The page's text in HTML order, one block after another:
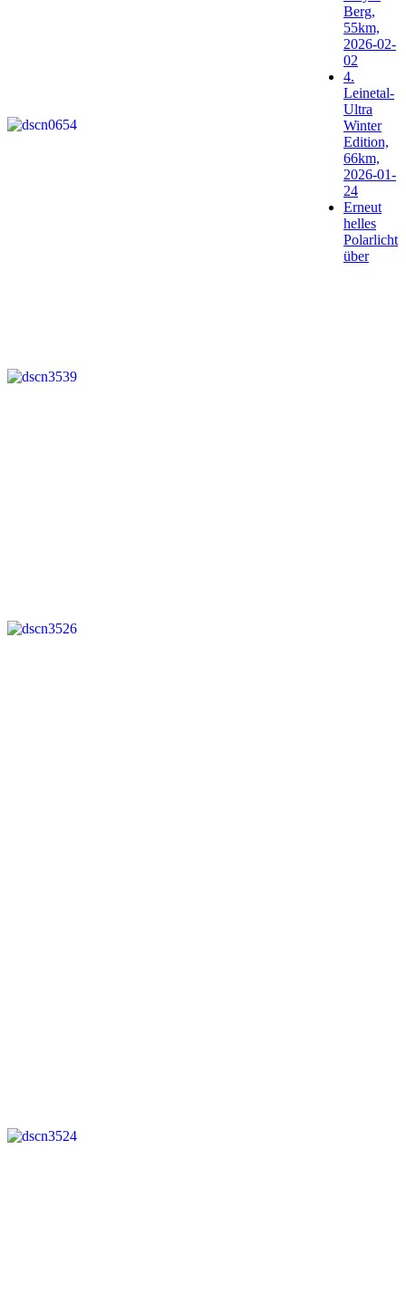
Berg,
55km,
2026-02-
02
4.
Leinetal-
Ultra
Winter
Edition,
66km,
2026-01-
24
Erneut
helles
Polarlicht
über